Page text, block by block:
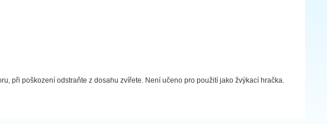
při poškození odstraňte z dosahu zvířete. Není učeno pro použití jako žvýkací hračka.